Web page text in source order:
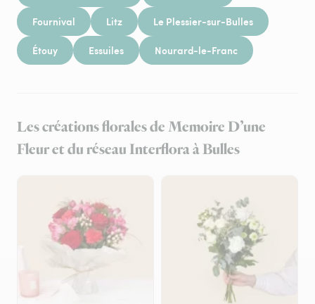
Fournival Litz Le Plessier-sur-Bulles
Étouy Essuiles Nourard-le-Franc
Les créations florales de Memoire D’une
Fleur et du réseau Interflora à Bulles